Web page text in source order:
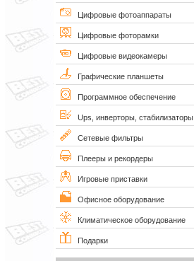
Цифровые фотоаппараты
Цифровые фоторамки
Цифровые видеокамеры
Графические планшеты
Программное обеспечение
Ups, инверторы, стабилизаторы
Сетевые фильтры
Плееры и рекордеры
Игровые приставки
Офисное оборудование
Климатическое оборудование
Подарки